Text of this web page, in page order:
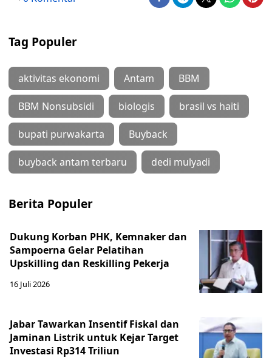
Tag Populer
aktivitas ekonomi Antam BBM
BBM Nonsubsidi biologis brasil vs haiti
bupati purwakarta Buyback
buyback antam terbaru dedi mulyadi
Berita Populer
Dukung Korban PHK, Kemnaker dan
Sampoerna Gelar Pelatihan
Upskilling dan Reskilling Pekerja
16 Juli 2026
Jabar Tawarkan Insentif Fiskal dan
Jaminan Listrik untuk Kejar Target
Investasi Rp314 Triliun